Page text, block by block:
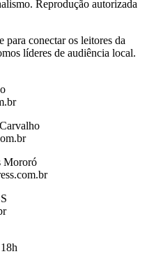
Reprodução autorizada
para conectar os leitores da
líderes de audiência local.
Mororó